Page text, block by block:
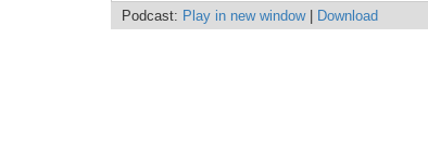
Podcast: Play in new window| Download